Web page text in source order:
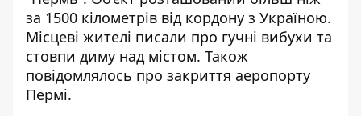
за 1500 кілометрів від кордону з Україною.
Місцеві жителі писали про гучні вибухи та
стовпи диму над містом. Також
повідомлялось про закриття аеропорту
Пермі.